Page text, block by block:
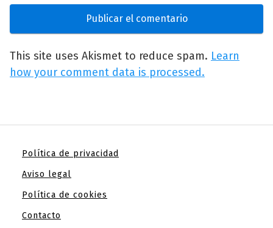
This site uses Akismet to reduce spam. Learn
how your comment data is processed.
Política de privacidad
Aviso legal
Política de cookies
Contacto